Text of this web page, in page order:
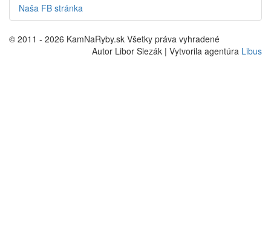
Naša FB stránka
© 2011 - 2026 KamNaRyby.sk Všetky práva vyhradené
Autor Libor Slezák | Vytvorila agentúra Libus